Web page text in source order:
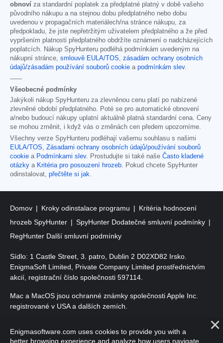
obnoví za standardní poplatek za předplatné platný v době vašeho
původního nákupu a na stejnou dobu předplatného nebo dobu
uvedenou v propagačních materiálech/na stránce nákupu, za
předpokladu, že jste nepřetržitým uživatelem předplatného a že před
vypršením platnosti předplatného obdržíte oznámení o nadcházejících
poplatcích. Nákup SpyHunteru podléhá podmínkám uvedeným na
nákupní stránce, smlouvě EULA/TOS
zásadám ochrany osobních
údajů/zásadám používání souborů cookie a podmínkám slev.
------
Všeobecné podmínky
Jakýkoli nákup SpyHunteru za zlevněnou cenu platí po nabízené
zlevněné období předplatného. Poté se pro automatické obnovení
a/nebo budoucí nákupy uplatní aktuálně platná standardní cena. Ceny
se mohou změnit, i když vás o změnách cen předem upozorníme.
Všechny verze SpyHunteru podléhají vašemu souhlasu s našimi
EULA/TOS
Zásadami ochrany osobních údajů/používání souborů
cookie a Podmínkami slev. Prostudujte si také naše Často kladené
otázky a Kritéria pro posouzení hrozeb . Pokud chcete SpyHunter
odinstalovat, přečtěte si jak
Domov Kroky odinstalace programu
Kritéria hodnocení
hrozeb SpyHunter
SpyHunter Dodatečné smluvní podmínky
RegHunter Další smluvní podmínky
Sídlo: 1 Castle Street, 3. patro, Dublin 2 D02XD82 Irsko.
EnigmaSoft Limited, Private Company Limited prostřednictvím
akcií, registrační číslo společnosti 597114.
Mac a MacOS jsou ochranné známky společnosti Apple Inc.
registrované v USA a dalších zemích.
vyhrazena.
Enigmasoftware.com uses cookies to provide you with a
better browsing experience and analyze how users navigate